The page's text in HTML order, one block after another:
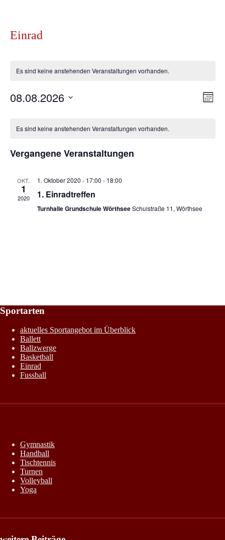
Einrad
Es sind keine anstehenden Veranstaltungen vorhanden.
Monat
08.08.2026
Veranstaltungen
Es sind keine anstehenden Veranstaltungen vorhanden.
Vergangene Veranstaltungen
OKT.
1
2020
1. Oktober 2020 - 17:00 - 18:00
1. Einradtreffen
Turnhalle Grundschule WörthseeSchulstraße 11, Wörthsee
Sportarten
aktuelles Sportangebot im Überblick
Ballett
Ballzwerge
Basketball
Einrad
Fussball
Gymnastik
Handball
Tischtennis
Turnen
Volleyball
Yoga